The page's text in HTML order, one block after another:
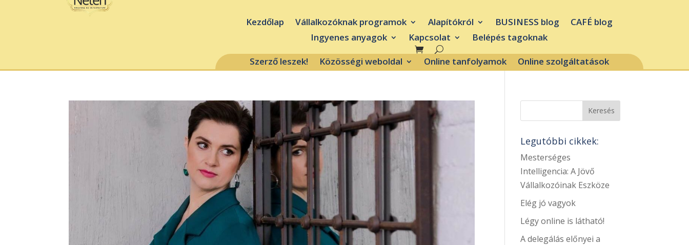
Kezdőlap Vállalkozóknak programok Alapítókról BUSINESS blog
CAFÉ blog
Ingyenes anyagok
Kapcsolat Belépés tagoknak
Szerző leszek! Közösségi weboldal Online tanfolyamok Online szolgáltatások
Legutóbbi cikkek:
Mesterséges
Intelligencia: A Jövő
Vállalkozóinak Eszköze
Elég jó vagyok
Légy online is látható!
A delegálás előnyei a